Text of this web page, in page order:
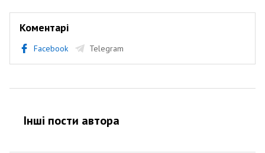
Коментарі
Facebook Telegram
Інші пости автора